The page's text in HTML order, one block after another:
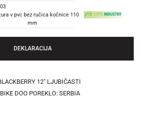
v pvc bez ručica kočnice 110
mm
DEKLARACIJA
12" LJUBIČASTI
DOO POREKLO: SERBIA